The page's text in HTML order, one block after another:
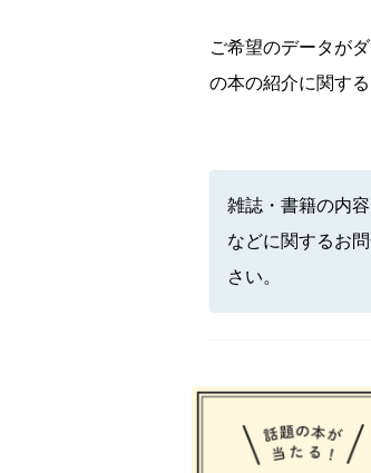
ご希望のデータが
の本の紹介に関す
雑誌・書籍の内
などに関するお
さい。